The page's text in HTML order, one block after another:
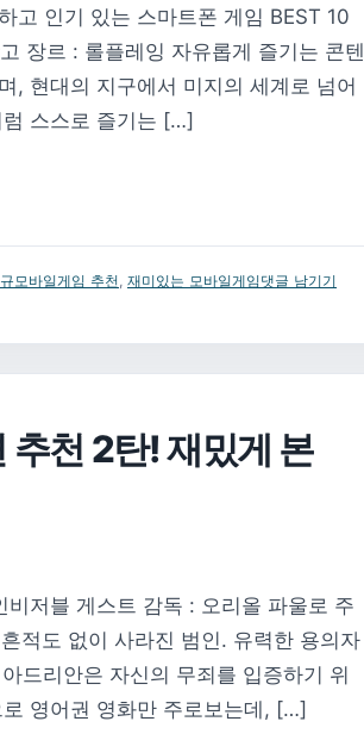
고 인기 있는 스마트폰 게임 BEST 10
장르 : 롤플레잉 자유롭게 즐기는 콘텐
, 현대의 지구에서 미지의 세계로 넘어
스스로 즐기는 […]
모바일게임 추천, 재미있는 모바일게임댓글 남기기
천 2탄! 재밌게 본
저블 게스트 감독 : 오리올 파울로 주
적도 없이 사라진 범인. 유력한 용의자
드리안은 자신의 무죄를 입증하기 위
영어권 영화만 주로보는데, […]